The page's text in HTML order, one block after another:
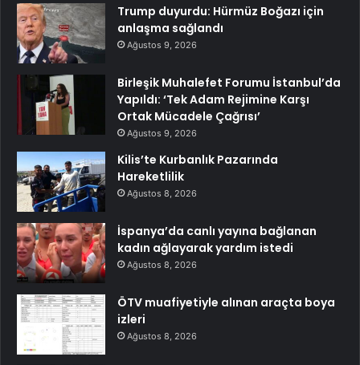
Trump duyurdu: Hürmüz Boğazı için
anlaşma sağlandı
Ağustos 9, 2026
Birleşik Muhalefet Forumu İstanbul’da
Yapıldı: ‘Tek Adam Rejimine Karşı
Ortak Mücadele Çağrısı’
Ağustos 9, 2026
Kilis’te Kurbanlık Pazarında
Hareketlilik
Ağustos 8, 2026
İspanya’da canlı yayına bağlanan
kadın ağlayarak yardım istedi
Ağustos 8, 2026
ÖTV muafiyetiyle alınan araçta boya
izleri
Ağustos 8, 2026